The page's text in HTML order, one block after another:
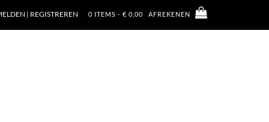
| REGISTREREN 0 ITEMS - € 0,00 AFREKENEN